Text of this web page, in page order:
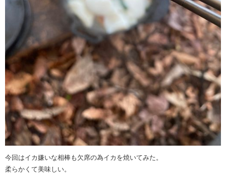
今回はイカ嫌いな相棒も欠席の為イカを焼いてみた。
柔らかくて美味しい。